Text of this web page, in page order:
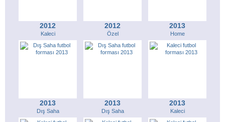
2012
Kaleci
2012
Özel
2013
Home
2013
Dış Saha
2013
Dış Saha
2013
Kaleci